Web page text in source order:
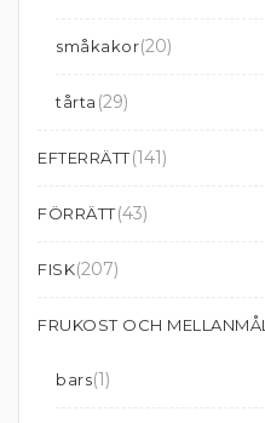
småkakor(20)
tårta (29)
EFTERRÄTT(141)
FÖRRÄTT(43)
FISK(207)
FRUKOST OCH MELLANMÅL
bars(1)